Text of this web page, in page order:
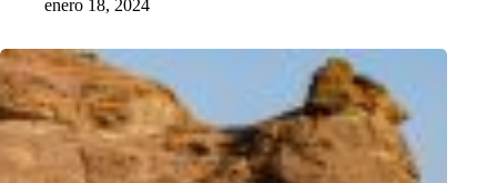
enero 18, 2024